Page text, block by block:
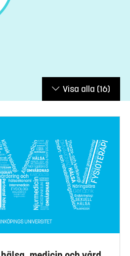
Visa alla (16)